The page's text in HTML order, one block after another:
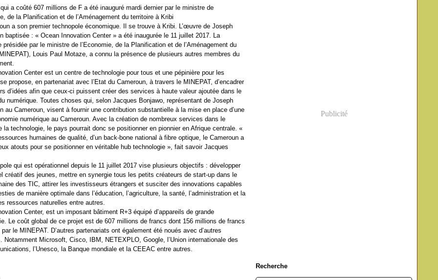
a coûté 607 millions de F a été inauguré mardi dernier par le ministre de
de la Planification et de l’Aménagement du territoire à Kribi
a son premier technopole économique. Il se trouve à Kribi. L’œuvre de Joseph
baptisée : « Ocean Innovation Center » a été inaugurée le 11 juillet 2017. La
présidée par le ministre de l’Economie, de la Planification et de l’Aménagement du
Louis Paul Motaze, a connu la présence de plusieurs autres membres du
Center est un centre de technologie pour tous et une pépinière pour les
propose, en partenariat avec l’Etat du Cameroun, à travers le MINEPAT, d’encadrer
d’idées afin que ceux-ci puissent créer des services à haute valeur ajoutée dans le
numérique. Toutes choses qui, selon Jacques Bonjawo, représentant de Joseph
au Cameroun, visent à fournir une contribution substantielle à la mise en place d’une
numérique au Cameroun. Avec la création de nombreux services dans le
la technologie, le pays pourrait donc se positionner en pionnier en Afrique centrale. «
humaines de qualité, d’un back-bone national à fibre optique, le Cameroun a
atouts pour se positionner en véritable hub technologie », fait savoir Jacques
qui est opérationnel depuis le 11 juillet 2017 vise plusieurs objectifs : développer
créatif des jeunes, mettre en synergie tous les petits créateurs de start-up dans le
des TIC, attirer les investisseurs étrangers et susciter des innovations capables
de manière optimale dans l’éducation, l’agriculture, la santé, l’administration et la
ressources naturelles entre autres.
Center, est un imposant bâtiment R+3 équipé d’appareils de grande
Le coût global de ce projet est de 607 millions de francs dont 156 millions de francs
le MINEPAT. D’autres partenariats ont également été noués avec d’autres
Notamment Microsoft, Cisco, IBM, NETEXPLO, Google, l’Union internationale des
l’Unesco, la Banque mondiale et la CEEAC entre autres.
Publicité
Recherche